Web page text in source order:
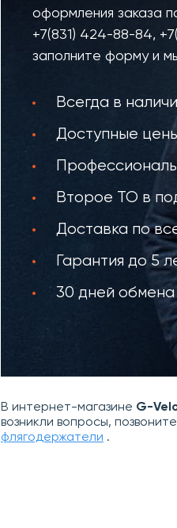
оформления заказа
+7(831) 424-88-84,
заполните форму и
Всегда в
Доступные
Второе ТО в
Доставка по
Гарантия до 5
30 дней
В интернет-магазине G-
возникли вопросы,
флягодержатели .